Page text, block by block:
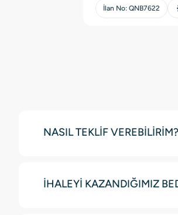
İlan No: QNB7622
NASIL TEKLİF VEREBİLİRİM?
İHALEYİ KAZANDIĞIMIZ